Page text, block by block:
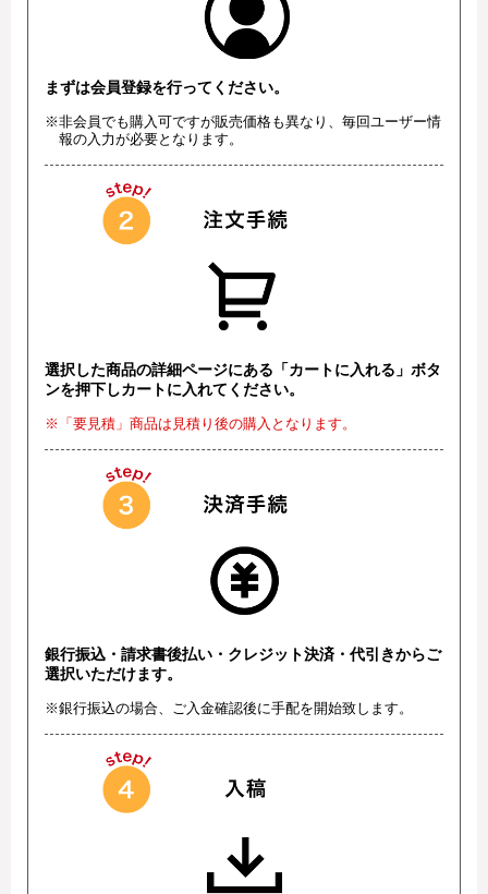
まずは会員登録を行ってください。
※非会員でも購入可ですが販売価格も異なり、毎回ユーザー情
報の入力が必要となります。
選択した商品の詳細ページにある「カートに入れる」ボタ
ンを押下しカートに入れてください。
※「要見積」商品は見積り後の購入となります。
銀行振込・請求書後払い・クレジット決済・代引きからご
選択いただけます。
※銀行振込の場合、ご入金確認後に手配を開始致します。